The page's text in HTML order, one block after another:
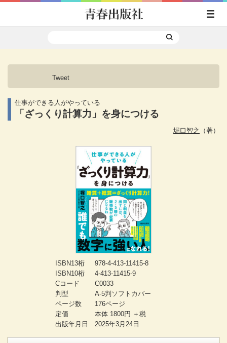
Tweet
仕事ができる人がやっている
「ざっくり計算力」を身につける
堀口智之 （著）
ISBN13桁
978-4-413-11415-8
ISBN10桁
4-413-11415-9
Cコード
C0033
判型
A-5判ソフトカバー
ページ数
176ページ
定価
本体 1800円 ＋税
出版年月日
2025年3月24日